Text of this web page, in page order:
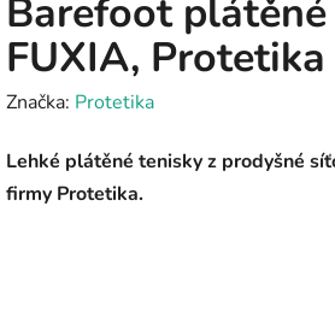
Barefoot
FUXIA, Protetika
Značka: Protetika
Lehké plátěné teniskyz prodyšné
firmy Protetika.